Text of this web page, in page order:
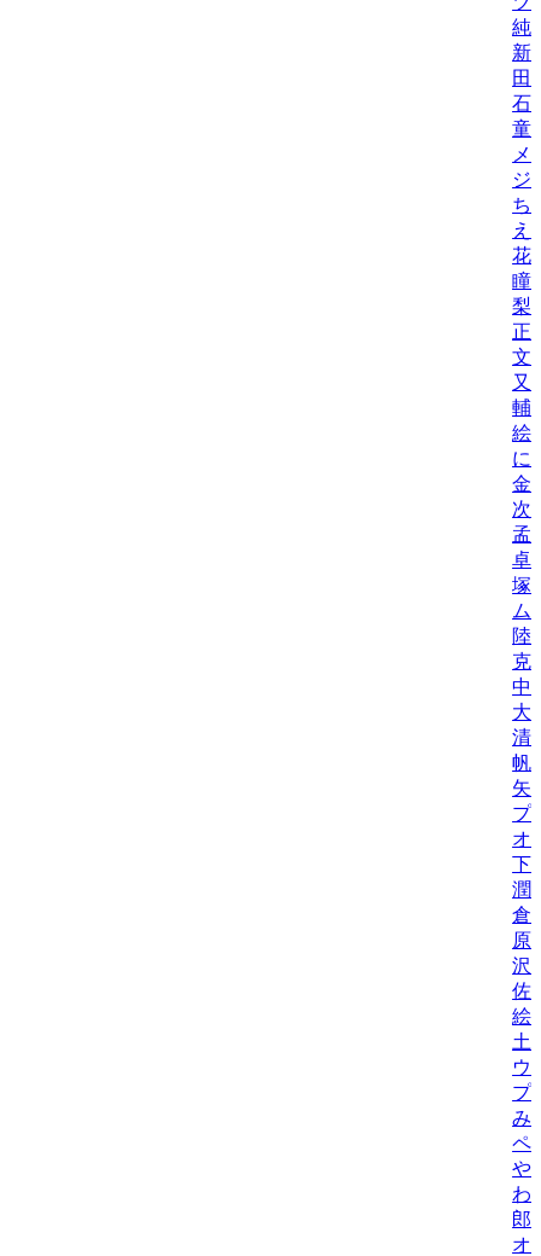
純/
新
田
石
童
メ
ジ
ち
え
花
瞳/
梨
正
文
又
輔/
絵
に
金
次/
孟
卓
塚
ム
陸
克
中
大
清
帆/
矢
プ
オ
下
潤/
倉
原
沢
佐
絵/
土
ウ
プ
み/
ペ/
や
わ
郎
オ